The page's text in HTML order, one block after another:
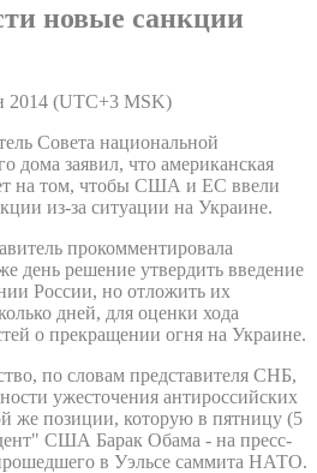
новые санкции
2014 (UTC+3 MSK)
Совета национальной
дома заявил, что американская
на том, чтобы США и ЕС ввели
из-за ситуации на Украине.
прокомментировала
день решение утвердить введение
России, но отложить их
дней, для оценки хода
о прекращении огня на Украине.
по словам представителя СНБ,
ужесточения антироссийских
же позиции, которую в пятницу (5
США Барак Обама - на пресс-
в Уэльсе саммита НАТО.